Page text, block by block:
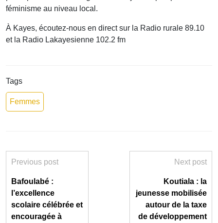
féminisme au niveau local.
À Kayes, écoutez-nous en direct sur la Radio rurale 89.10
et la Radio Lakayesienne 102.2 fm
Tags
Femmes
Previous post
Bafoulabé :
l’excellence
scolaire célébrée et
encouragée à
Next post
Koutiala : la
jeunesse mobilisée
autour de la taxe
de développement